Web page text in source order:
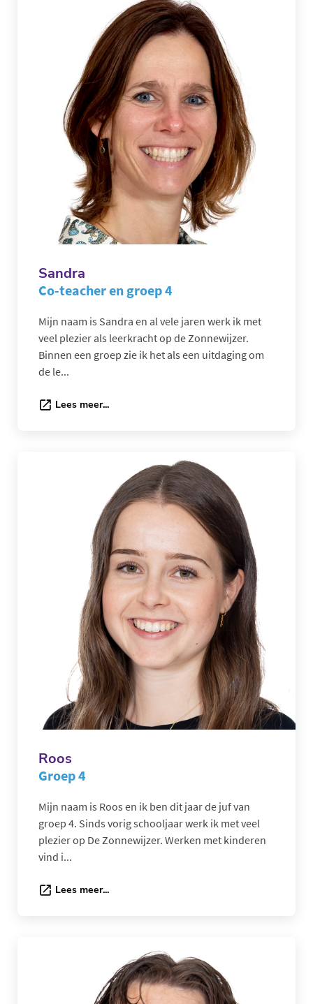
Sandra
Co-teacher en groep 4
Mijn naam is Sandra en al vele jaren werk ik met
veel plezier als leerkracht op de Zonnewijzer.
Binnen een groep zie ik het als een uitdaging om
de le...
Lees meer...
Roos
Groep 4
Mijn naam is Roos en ik ben dit jaar de juf van
groep 4. Sinds vorig schooljaar werk ik met veel
plezier op De Zonnewijzer. Werken met kinderen
vind i...
Lees meer...